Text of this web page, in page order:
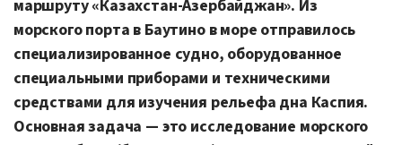
маршруту «Казахстан-Азербайджан». Из
морского порта в Баутино в море отправилось
специализированное судно, оборудованное
специальными приборами и техническими
средствами для изучения рельефа дна Каспия.
Основная задача — это исследование морского